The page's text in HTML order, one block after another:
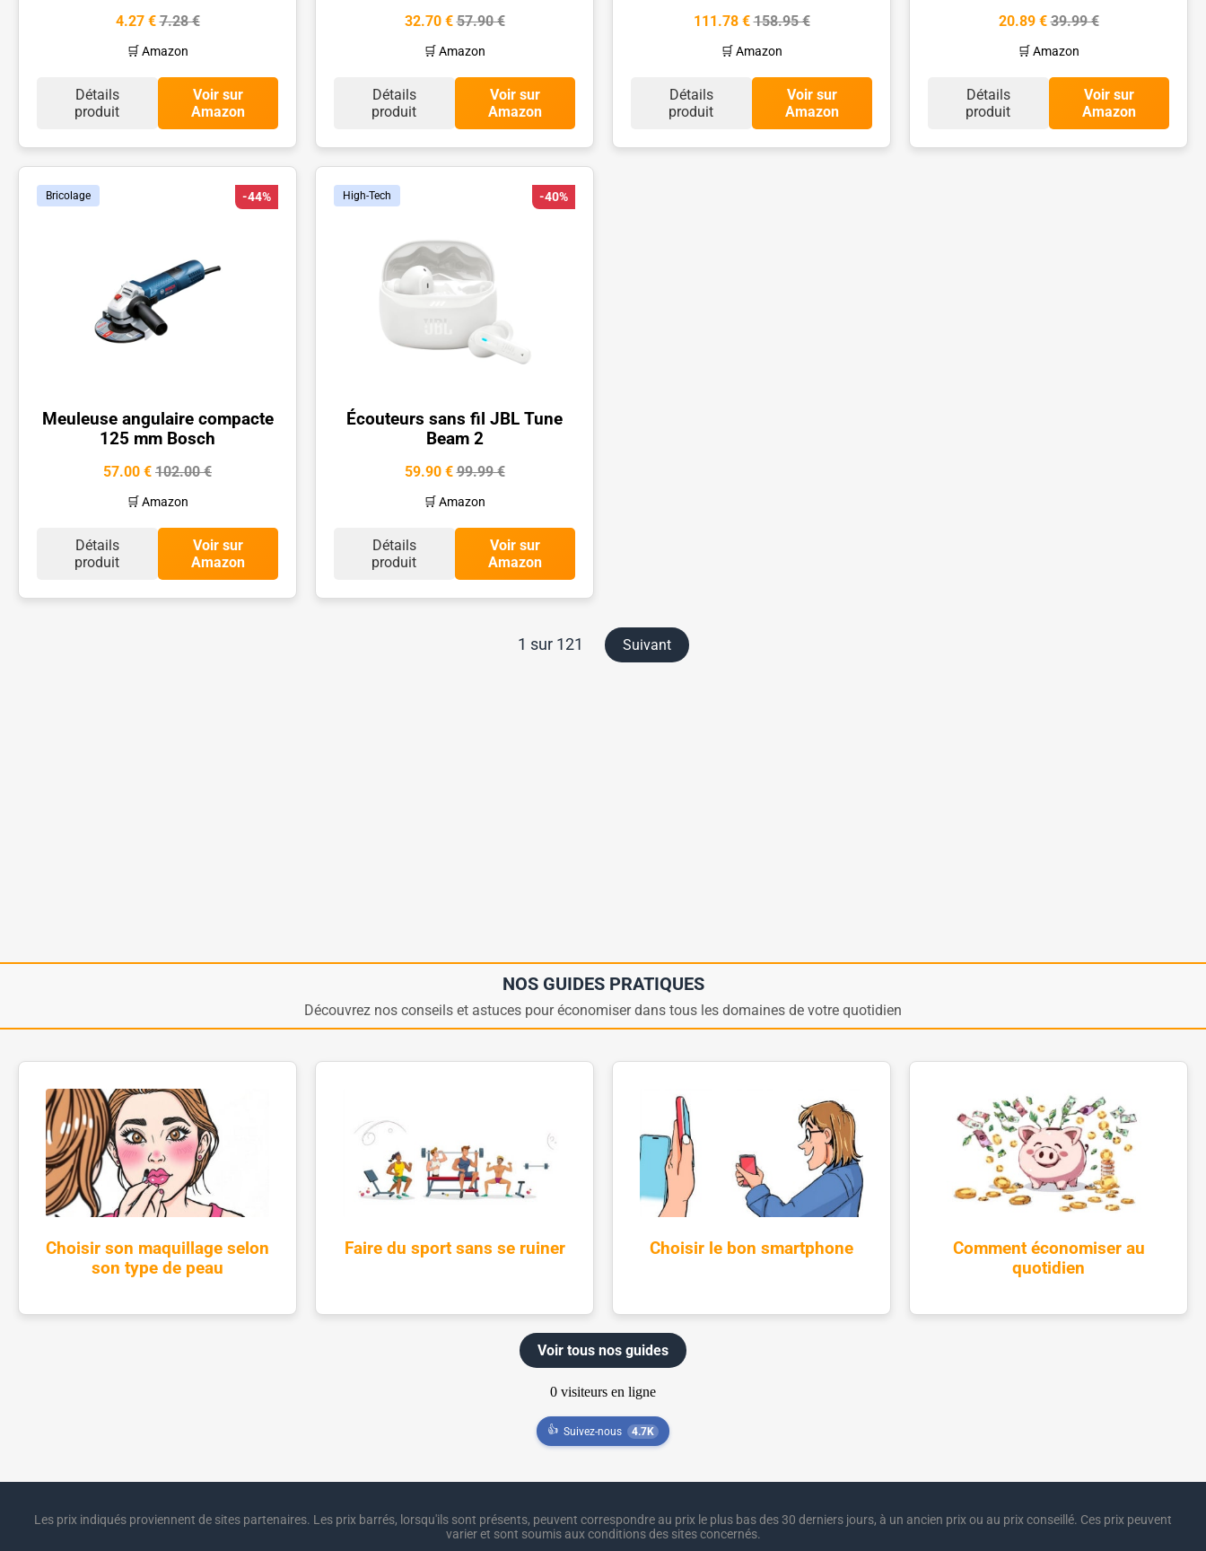
4.27 €7.28 €
🛒 Amazon
Détails
produit
Voir sur
Amazon
32.70 €57.90 €
🛒 Amazon
Détails
produit
Voir sur
Amazon
111.78 €158.95 €
🛒 Amazon
Détails
produit
Voir sur
Amazon
20.89 €39.99 €
🛒 Amazon
Détails
produit
Voir sur
Amazon
Bricolage -44%
Meuleuse angulaire compacte
125 mm Bosch
57.00 € 102.00 €
🛒 Amazon
Détails
produit
Voir sur
Amazon
High-Tech -40%
Écouteurs sans fil JBL Tune
Beam 2
59.90 €99.99 €
🛒 Amazon
Détails
produit
Voir sur
Amazon
1 sur 121 Suivant
NOS GUIDES PRATIQUES
Découvrez nos conseils et astuces pour économiser dans tous les domaines de votre quotidien
Choisir son maquillage selon
son type de peau
Faire du sport sans se ruiner Choisir le bon smartphone
Comment économiser au
quotidien
Voir tous nos guides
👍 Suivez-nous 4.7K
Les prix indiqués proviennent de sites partenaires. Les prix barrés, lorsqu'ils sont présents, peuvent correspondre au prix le plus bas des 30 derniers jours, à un ancien prix ou au prix conseillé. Ces prix peuvent
varier et sont soumis aux conditions des sites concernés.